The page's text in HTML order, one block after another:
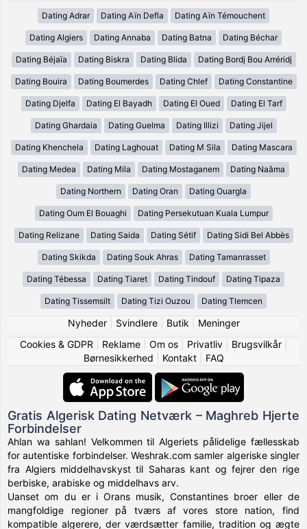
Dating Adrar Dating Aïn Defla Dating Aïn Témouchent
Dating Algiers Dating Annaba Dating Batna Dating Béchar
Dating Béjaïa Dating Biskra Dating Blida Dating Bordj Bou Arréridj
Dating Bouira Dating Boumerdes Dating Chlef Dating Constantine
Dating Djelfa Dating El Bayadh Dating El Oued Dating El Tarf
Dating Ghardaia Dating Guelma Dating Illizi Dating Jijel
Dating Khenchela Dating Laghouat Dating M Sila Dating Mascara
Dating Medea Dating Mila Dating Mostaganem Dating Naâma
Dating Northern Dating Oran Dating Ouargla
Dating Oum El Bouaghi Dating Persekutuan Kuala Lumpur
Dating Relizane Dating Saida Dating Sétif Dating Sidi Bel Abbès
Dating Skikda Dating Souk Ahras Dating Tamanrasset
Dating Tébessa Dating Tiaret Dating Tindouf Dating Tipaza
Dating Tissemsilt Dating Tizi Ouzou Dating Tlemcen
Nyheder| Svindlere| Butik
Meninger
Cookies & GDPR
Reklame| Om os| Privatliv| Brugsvilkår|
Børnesikkerhed
Kontakt| FAQ
Gratis Algerisk Dating Netværk – Maghreb Hjerte
Forbindelser
Ahlan wa sahlan! Velkommen til Algeriets pålidelige fællesskab
for autentiske forbindelser. Weshrak.com samler algeriske singler
fra Algiers middelhavskyst til Saharas kant og fejrer den rige
berbiske, arabiske og middelhavs arv.
Uanset om du er i Orans musik, Constantines broer eller de
mangfoldige regioner på tværs af vores store nation, find
kompatible algerere, der værdsætter familie, tradition og ægte